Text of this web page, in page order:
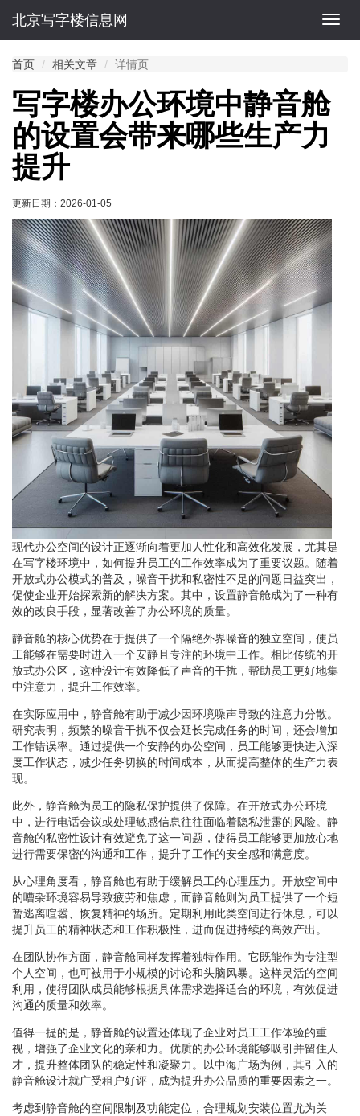
切
北京写字楼信息网
首页 相关文章 详情页
写字楼办公环境中静音舱
的设置会带来哪些生产力
提升
更新日期： 2026-01-05
现代办公空间的设计正逐渐向着更加人性化和高效化发展，尤其是
在写字楼环境中，如何提升员工的工作效率成为了重要议题。随着
开放式办公模式的普及，噪音干扰和私密性不足的问题日益突出，
促使企业开始探索新的解决方案。其中，设置静音舱成为了一种有
效的改良手段，显著改善了办公环境的质量。
静音舱的核心优势在于提供了一个隔绝外界噪音的独立空间，使员
工能够在需要时进入一个安静且专注的环境中工作。相比传统的开
放式办公区，这种设计有效降低了声音的干扰，帮助员工更好地集
中注意力，提升工作效率。
在实际应用中，静音舱有助于减少因环境噪声导致的注意力分散。
研究表明，频繁的噪音干扰不仅会延长完成任务的时间，还会增加
工作错误率。通过提供一个安静的办公空间，员工能够更快进入深
度工作状态，减少任务切换的时间成本，从而提高整体的生产力表
现。
此外，静音舱为员工的隐私保护提供了保障。在开放式办公环境
中，进行电话会议或处理敏感信息往往面临着隐私泄露的风险。静
音舱的私密性设计有效避免了这一问题，使得员工能够更加放心地
进行需要保密的沟通和工作，提升了工作的安全感和满意度。
从心理角度看，静音舱也有助于缓解员工的心理压力。开放空间中
的嘈杂环境容易导致疲劳和焦虑，而静音舱则为员工提供了一个短
暂逃离喧嚣、恢复精神的场所。定期利用此类空间进行休息，可以
提升员工的精神状态和工作积极性，进而促进持续的高效产出。
在团队协作方面，静音舱同样发挥着独特作用。它既能作为专注型
个人空间，也可被用于小规模的讨论和头脑风暴。这样灵活的空间
利用，使得团队成员能够根据具体需求选择适合的环境，有效促进
沟通的质量和效率。
值得一提的是，静音舱的设置还体现了企业对员工工作体验的重
视，增强了企业文化的亲和力。优质的办公环境能够吸引并留住人
才，提升整体团队的稳定性和凝聚力。以中海广场为例，其引入的
静音舱设计就广受租户好评，成为提升办公品质的重要因素之一。
考虑到静音舱的空间限制及功能定位，合理规划安装位置尤为关